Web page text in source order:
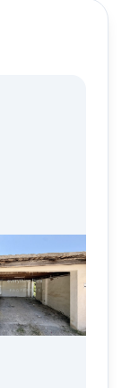
de la
d'une
de
la
maison